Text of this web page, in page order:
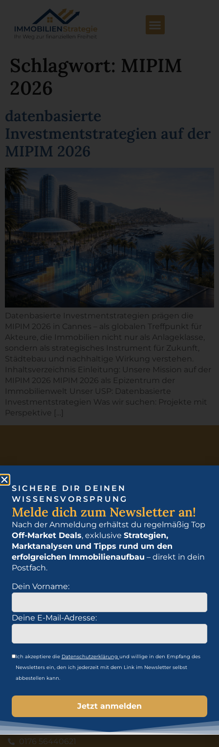
Schlagwort: MIPIM
2026
datenbasierte
Investmentstrategien auf der
MIPIM 2026
Datenbasierte Investmentstrategien prägen die
MIPIM 2026 in Cannes – als globalen Treffpunkt für
Akteure, die Immobilien nicht nur als Anlageklasse,
sondern als strategisches Instrument für Zukunft,
Städtebau und nachhaltige Wirkung verstehen.
Inhaltsverzeichnis Einleitung: Unsere Mission auf der
MIPIM 2026 MIPIM 2026 als Epizentrum der
Immobilienwelt Unser USP: Datenbasierte
Investmentstrategien Was wir suchen: Projekte mit
Perspektive […]
Bau Dir ein Vermögen auf, das für Dich arbeitet.
Erfahre mehr über die Schlüsselstrategien der
nutzen kannst.
Immobilien Akademie
Zum Webinar anmelden
Jetzt Immobilien Buch kaufen
Download Gratis-Ratgeber
Immobilien Blog
Datenschutz
Kontakt
Centroallee 267, 46047 Oberhausen
0176 56440621
SICHERE DIR DEINEN
WISSENSVORSPRUNG
Melde dich zum Newsletter an!
Nach der Anmeldung erhältst du regelmäßig Top
Off-Market Deals, exklusive Strategien,
Marktanalysen und Tipps rund um den
erfolgreichen Immobilienaufbau – direkt in dein
Postfach.
Dein Vorname:
Deine E-Mail-Adresse:
Ich akzeptiere die Datenschutzerklärung und willige in den Empfang des
Newsletters ein, den ich jederzeit mit dem Link im Newsletter selbst
abbestellen kann.